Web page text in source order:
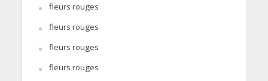
fleurs rouges
fleurs rouges
fleurs rouges
fleurs rouges